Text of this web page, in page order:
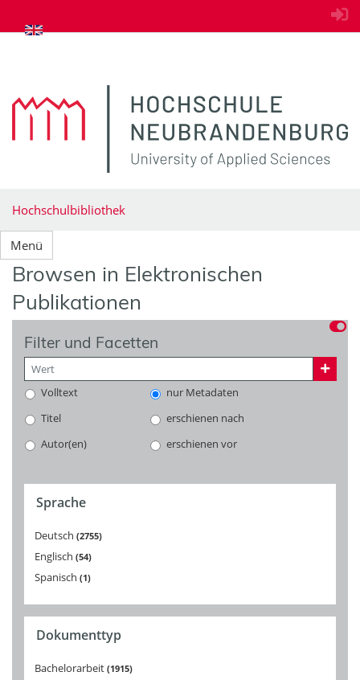
zum Inhalt springen
Hochschulbibliothek
Menü
Browsen in Elektronischen
Publikationen
Filter und Facetten
Volltext
nur Metadaten
Titel
erschienen nach
Autor(en)
erschienen vor
Sprache
Deutsch 2755
Englisch 54
Spanisch 1
Dokumenttyp
Bachelorarbeit 1915